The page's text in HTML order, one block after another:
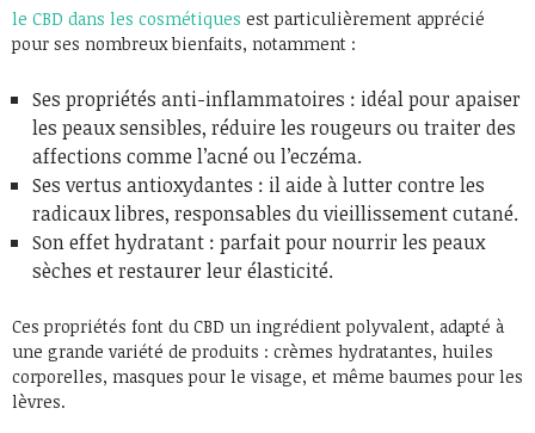
le CBD dans les cosmétiques est particulièrement apprécié
pour ses nombreux bienfaits, notamment :
Ses propriétés anti-inflammatoires : idéal pour apaiser
les peaux sensibles, réduire les rougeurs ou traiter des
affections comme l’acné ou l’eczéma.
Ses vertus antioxydantes : il aide à lutter contre les
radicaux libres, responsables du vieillissement cutané.
Son effet hydratant : parfait pour nourrir les peaux
sèches et restaurer leur élasticité.
Ces propriétés font du CBD un ingrédient polyvalent, adapté à
une grande variété de produits : crèmes hydratantes, huiles
corporelles, masques pour le visage, et même baumes pour les
lèvres.